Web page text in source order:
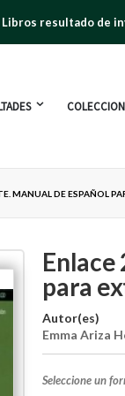
Libros resultado de
MANUAL DE ESPAÑOL
Enlace
para
Autor(es)
Emma Ariza
Seleccione un